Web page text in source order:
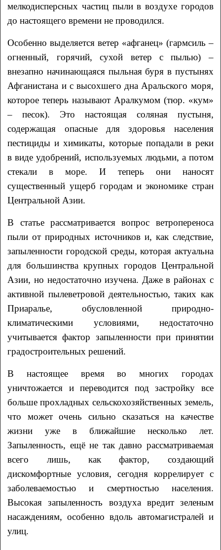
мелкодисперсных частиц пыли в воздухе городов
до настоящего времени не проводился.
Особенно выделяется ветер «афганец» (гармсиль –
огненный, горячий, сухой ветер с пылью) –
внезапно начинающаяся пыльная буря в пустынях
Афганистана и с высохшего дна Аральского моря,
которое теперь называют Аралкумом (тюр. «кум»
– песок). Это настоящая соляная пустыня,
содержащая опасные для здоровья населения
пестициды и химикаты, которые попадали в реки
в виде удобрений, используемых людьми, а потом
стекали в море. И теперь они наносят
существенный ущерб городам и экономике стран
Центральной Азии.
В статье рассматривается вопрос ветропереноса
пыли от природных источников и, как следствие,
запыленности городской среды, которая актуальна
для большинства крупных городов Центральной
Азии, но недостаточно изучена. Даже в районах с
активной пылеветровой деятельностью, таких как
Приаралье, обусловленной природно-
климатическими условиями, недостаточно
учитывается фактор запыленности при принятии
градостроительных решений.
В настоящее время во многих городах
уничтожается и переводится под застройку все
больше прохладных сельскохозяйственных земель,
что может очень сильно сказаться на качестве
жизни уже в ближайшие несколько лет.
Запыленность, ещё не так давно рассматриваемая
всего лишь, как фактор, создающий
дискомфортные условия, сегодня коррелирует с
заболеваемостью и смертностью населения.
Высокая запыленность воздуха вредит зеленым
насаждениям, особенно вдоль автомагистралей и
улиц.